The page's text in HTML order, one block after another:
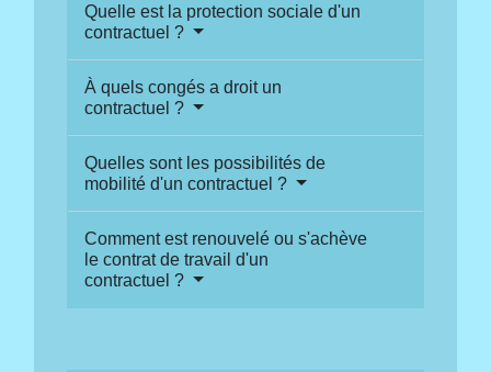
Quelle est la protection sociale d'un
contractuel ?
À quels congés a droit un
contractuel ?
Quelles sont les possibilités de
mobilité d'un contractuel ?
Comment est renouvelé ou s'achève
le contrat de travail d'un
contractuel ?